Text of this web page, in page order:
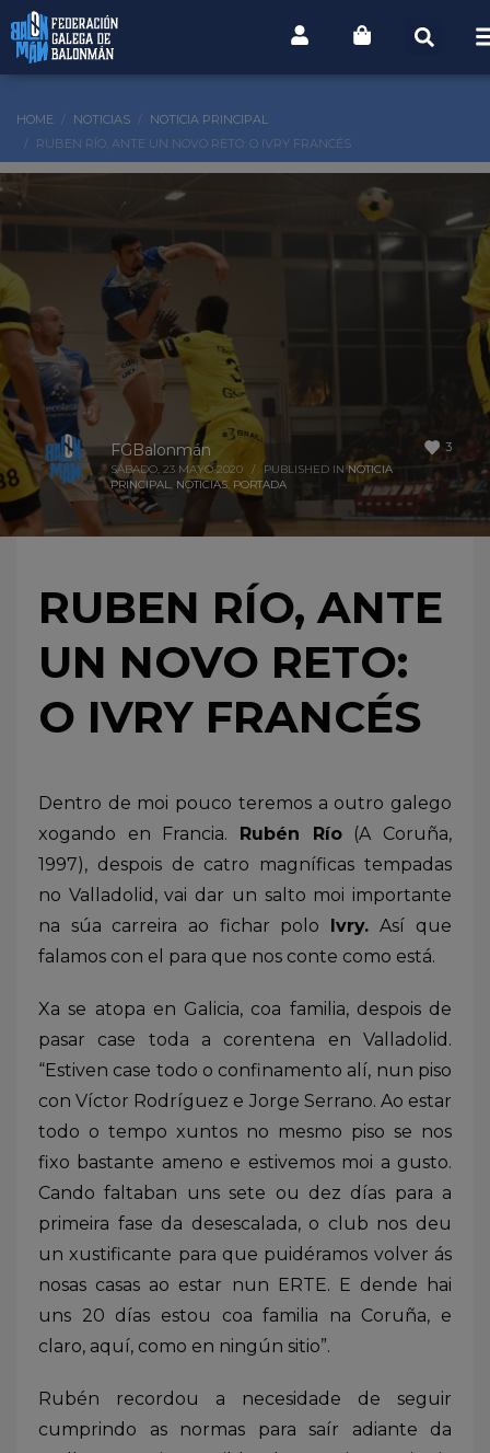
HOME NOTICIAS
NOTICIA PRINCIPAL
RUBEN RÍO, ANTE UN NOVO RETO: O IVRY FRANCÉS
3
FGBalonmán
SÁBADO, 23 MAYO 2020 / PUBLISHED INNOTICIA
PRINCIPAL, NOTICIAS, PORTADA
RUBEN RÍO, ANTE
UN NOVO RETO:
O IVRY FRANCÉS
Dentro de moi pouco teremos a outro galego
xogando en Francia. Rubén Río(A Coruña,
1997), despois de catro magníficas tempadas
no Valladolid, vai dar un salto moi importante
na súa carreira ao fichar polo Ivry.Así que
falamos con el para que nos conte como está.
Xa se atopa en Galicia, coa familia, despois de
pasar case toda a corentena en Valladolid.
“Estiven case todo o confinamento alí, nun piso
con Víctor Rodríguez e Jorge Serrano. Ao estar
todo o tempo xuntos no mesmo piso se nos
fixo bastante ameno e estivemos moi a gusto.
Cando faltaban uns sete ou dez días para a
primeira fase da desescalada, o club nos deu
un xustificante para que puidéramos volver ás
nosas casas ao estar nun ERTE. E dende hai
uns 20 días estou coa familia na Coruña, e
claro, aquí, como en ningún sitio”.
Rubén recordou a necesidade de seguir
cumprindo as normas para saír adiante da